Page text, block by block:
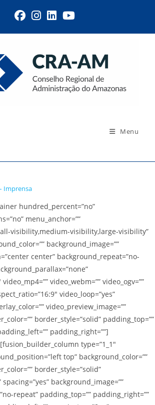
Menu
Imprensa
hundred_percent=”no”
menu_anchor=””
visibility,medium-visibility,large-visibility”
background_image=””
center” background_repeat=”no-
video_webm=”” video_ogv=””
video_loop=”yes”
video_preview_image=””
border_style=”solid” padding_top=””
padding_right=””]
type=”1_1″
top” background_color=””
border_style=”solid”
background_image=””
repeat” padding_top=”” padding_right=””